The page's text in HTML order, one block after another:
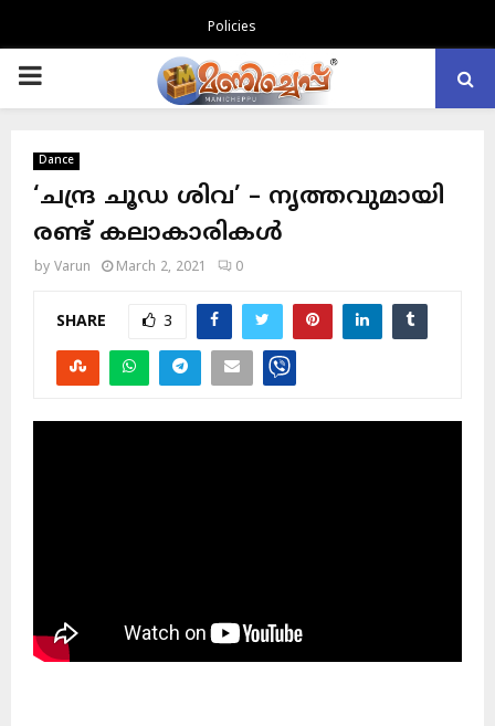
Policies
PRIMARY
Dance
‘ചന്ദ്ര ചൂഡ ശിവ’ – നൃത്തവുമായി
രണ്ട് കലാകാരികൾ
by Varun March 2, 2021 0
SHARE 3